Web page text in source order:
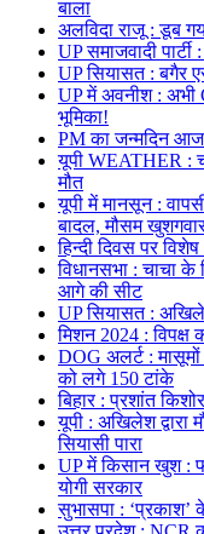
बाला
अलविदा राजू : डूब
UP समाजवादी
UP सियासत : बगैर
UP में अवनीश : अभी
भूमिका!
PM का जन्मदिन आज :
यूपी WEATHER :
मौत
यूपी में मानसून :
बादल, मौसम
हिन्दी दिवस पर
विधानसभा : चाचा के
आगे की सीट
UP सियासत :
मिशन 2024 : विपक्ष
DOG अलर्ट :
को लगे 150 टांके
बिहार : प्रशांत
यूपी : अखिलेश
सियासी पारा
UP में किसान खुश :
योगी सरकार
सुभासपा : ‘प्रकाश’